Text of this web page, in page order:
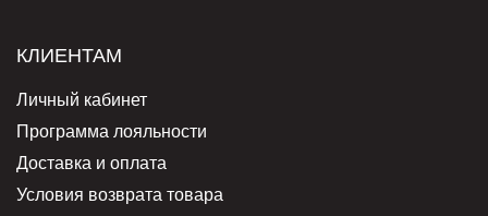
КЛИЕНТАМ
Личный кабинет
Программа лояльности
Доставка и оплата
Условия возврата товара